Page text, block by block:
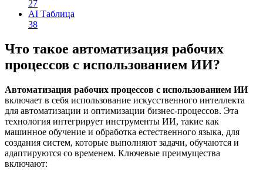
27
AI Таблица
38
Что такое автоматизация рабочих
процессов с использованием ИИ?
Автоматизация рабочих процессов с использованием ИИ
включает в себя использование искусственного интеллекта
для автоматизации и оптимизации бизнес-процессов. Эта
технология интегрирует инструменты ИИ, такие как
машинное обучение и обработка естественного языка, для
создания систем, которые выполняют задачи, обучаются и
адаптируются со временем. Ключевые преимущества
включают: